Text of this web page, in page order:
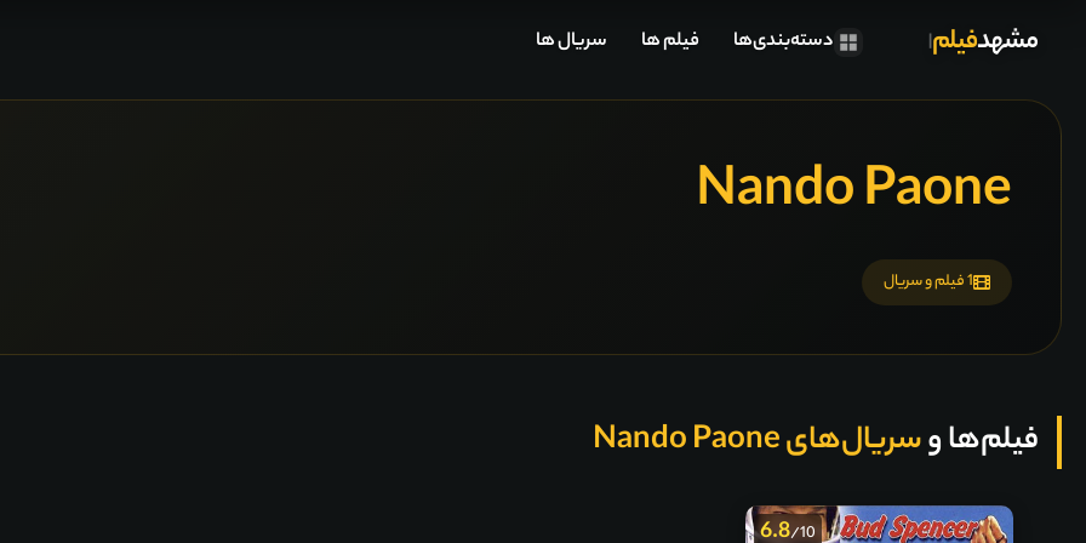
مشهدفیلم دسته‌بندی‌ها فیلم ها سریال ها
Nando Paone
1 فیلم و سریال
فیلم‌ها وسریال‌های Nando Paone
6.8/10